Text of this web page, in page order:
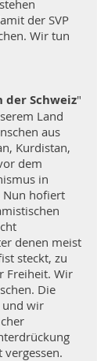
der SVP
Wir tun
Schweiz"
Land
aus
Kurdistan,
dem
in
Nun hofiert
denen meist
steckt, zu
Freiheit. Wir
Die
und wir